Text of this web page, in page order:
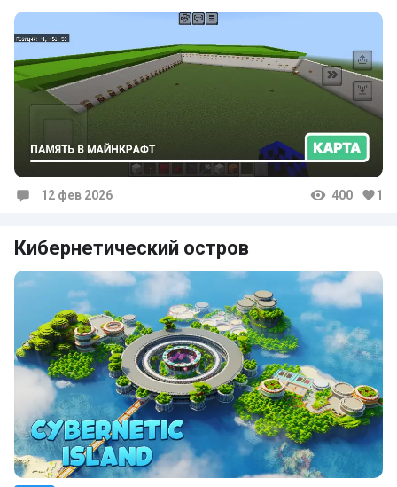
12 фев 2026 400 1
Кибернетический остров